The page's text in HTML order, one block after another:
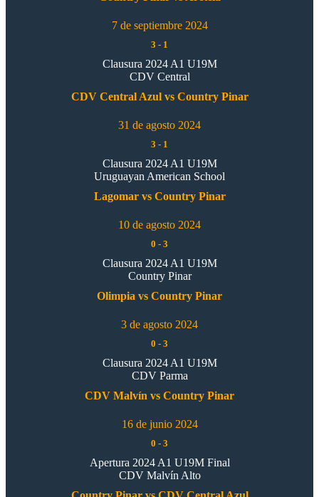
7 de septiembre 2024
3 - 1
Clausura 2024 A1 U19M
CDV Central
CDV Central Azul vs Country Pinar
31 de agosto 2024
3 - 1
Clausura 2024 A1 U19M
Uruguayan American School
Lagomar vs Country Pinar
10 de agosto 2024
0 - 3
Clausura 2024 A1 U19M
Country Pinar
Olimpia vs Country Pinar
3 de agosto 2024
0 - 3
Clausura 2024 A1 U19M
CDV Parma
CDV Malvín vs Country Pinar
16 de junio 2024
0 - 3
Apertura 2024 A1 U19M Final
CDV Malvín Alto